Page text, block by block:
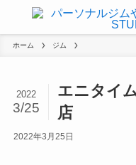
ホーム ジム
エニタイ
店
2022
3/25
2022年3月25日